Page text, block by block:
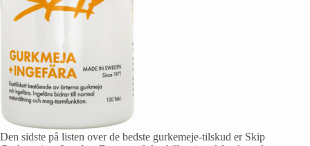
Den sidste på listen over de bedste gurkemeje-tilskud er Skip